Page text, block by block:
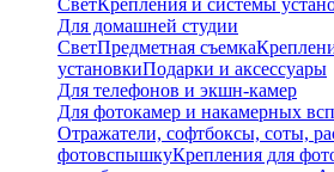
СветКрепления и системы
Для домашней студии
СветПредметная съемка
установкиПодарки и аксессуары
Для телефонов и экшн-камер
Для фотокамер и накамерных
Отражатели, софтбоксы, соты,
фотовспышкуКрепления для